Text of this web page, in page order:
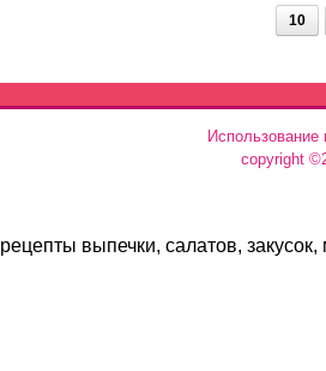
10
Использование
copyright
рецепты выпечки, салатов,